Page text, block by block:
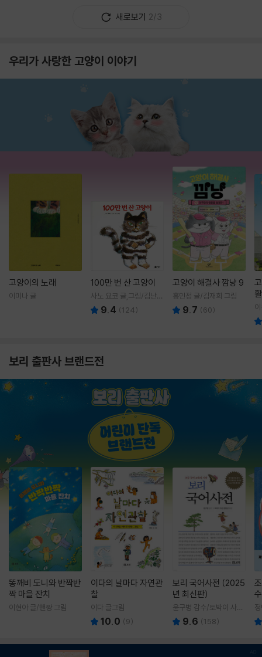
새로보기 2/3
우리가 사랑한 고양이 이야기
고양이의 노래
이미나 글
100만 번 산 고양이
사노 요코 글,그림/김난주
역 9.4 (124)
고양이 해결사 깜냥 9
홍민정 글/김재희 그림
9.7 (60)
보리 출판사 브랜드전
똥깨비 도니와 반짝반
짝 마을 잔치
이현아 글/핸짱 그림
이다의 날마다 자연관
찰
이다 글그림
10.0 (9)
보리 국어사전 (2025
년 최신판)
윤구병 감수/토박이 사전
편찬실 편
9.6 (158)